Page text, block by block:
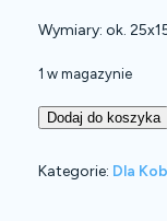
Wymiary: ok.
1 w magazynie
Dodaj do koszyka
Kategorie: Dla